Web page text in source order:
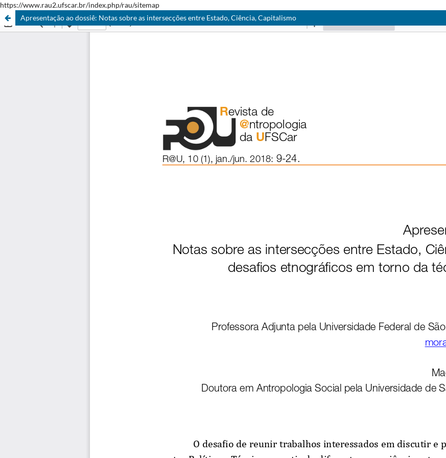
https://www.rau2.ufscar.br/index.php/rau/sitemap
Apresentação ao dossiê: Notas sobre as intersecções entre Estado, Ciência, Capitalismo